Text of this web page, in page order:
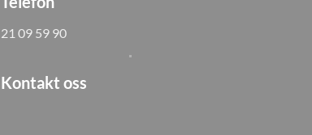
21 09 59 90
Kontakt oss